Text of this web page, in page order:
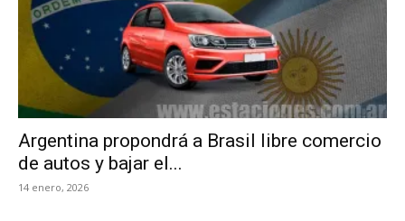
Argentina propondrá a Brasil libre comercio
de autos y bajar el...
14 enero, 2026